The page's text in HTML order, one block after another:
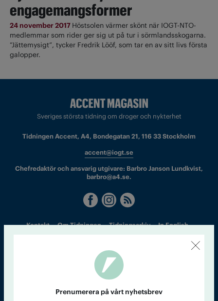
engagemangsformer
24 november 2017 Höstsolen värmer skönt när IOGT-NTO-
medlemmar som rider ger sig ut på tur i sörmlandsskogarna.
”Jättemysigt”, tycker Fredrik Lööf, som tar en av sitt livs första
galopper.
Sveriges största tidning om droger och nykterhet
Tidningen Accent, A4, Bondegatan 21, 116 33 Stockholm
accent@iogt.se
Chefredaktör och ansvarig utgivare: Barbro Janson Lundkvist,
barbro@a4.se.
Kontakt Om Tidningen Tidningsarkiv In English
Accent
Prenumerera på vårt nyhetsbrev